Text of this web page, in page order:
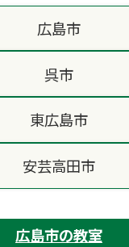
広島市
呉市
東広島市
安芸高田市
広島市の教室